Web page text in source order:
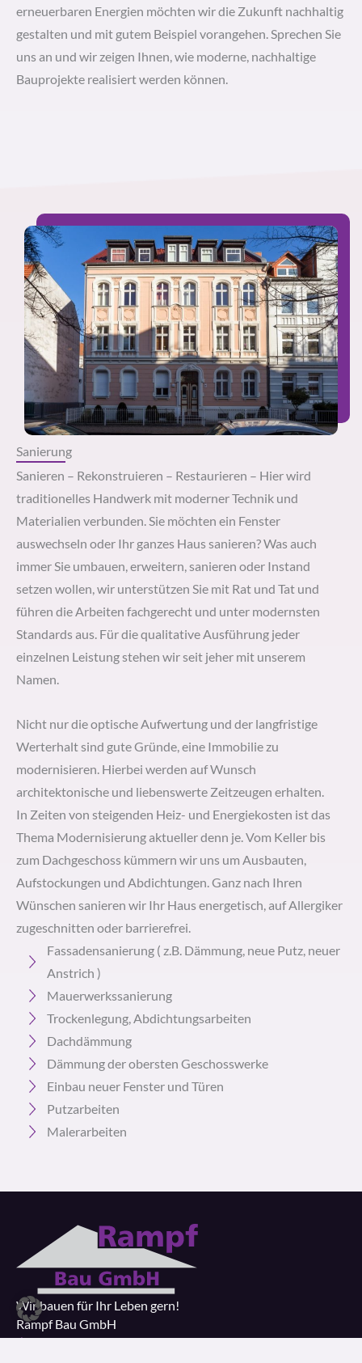
erneuerbaren Energien möchten wir die Zukunft nachhaltig
gestalten und mit gutem Beispiel vorangehen. Sprechen Sie
uns an und wir zeigen Ihnen, wie moderne, nachhaltige
Bauprojekte realisiert werden können.
Sanierung
Sanieren – Rekonstruieren – Restaurieren – Hier wird
traditionelles Handwerk mit moderner Technik und
Materialien verbunden. Sie möchten ein Fenster
auswechseln oder Ihr ganzes Haus sanieren? Was auch
immer Sie umbauen, erweitern, sanieren oder Instand
setzen wollen, wir unterstützen Sie mit Rat und Tat und
führen die Arbeiten fachgerecht und unter modernsten
Standards aus. Für die qualitative Ausführung jeder
einzelnen Leistung stehen wir seit jeher mit unserem
Namen.
Nicht nur die optische Aufwertung und der langfristige
Werterhalt sind gute Gründe, eine Immobilie zu
modernisieren. Hierbei werden auf Wunsch
architektonische und liebenswerte Zeitzeugen erhalten.
In Zeiten von steigenden Heiz- und Energiekosten ist das
Thema Modernisierung aktueller denn je. Vom Keller bis
zum Dachgeschoss kümmern wir uns um Ausbauten,
Aufstockungen und Abdichtungen. Ganz nach Ihren
Wünschen sanieren wir Ihr Haus energetisch, auf Allergiker
zugeschnitten oder barrierefrei.
Fassadensanierung ( z.B. Dämmung, neue Putz, neuer
Anstrich )
Mauerwerkssanierung
Trockenlegung, Abdichtungsarbeiten
Dachdämmung
Dämmung der obersten Geschosswerke
Einbau neuer Fenster und Türen
Putzarbeiten
Malerarbeiten
Wir bauen für Ihr Leben gern!
Rampf Bau GmbH